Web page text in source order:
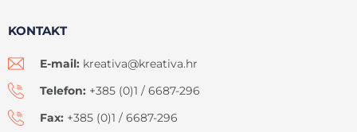
KONTAKT
E-mail: kreativa@kreativa.hr
Telefon: +385 (0)1 / 6687-296
Fax: +385 (0)1 / 6687-296